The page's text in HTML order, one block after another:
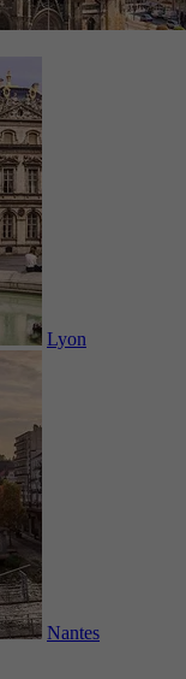
Lyon
Nantes